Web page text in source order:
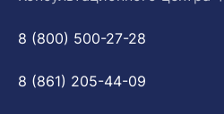
8 (800) 500-27-28
8 (861) 205-44-09